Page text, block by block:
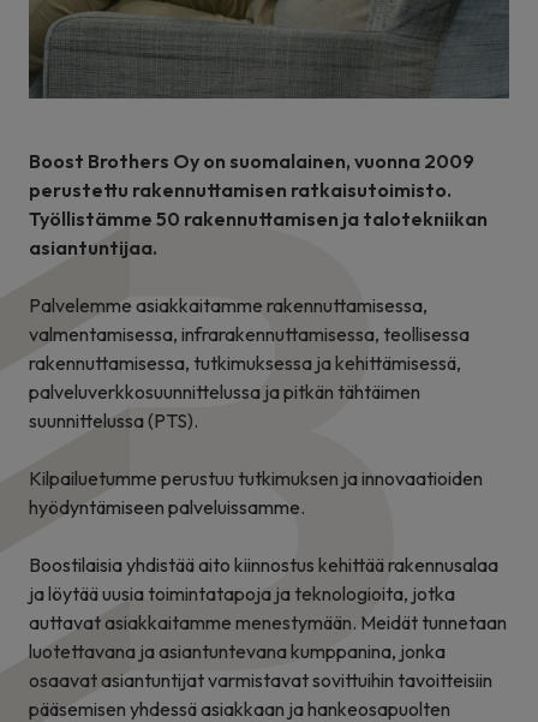
Boost Brothers Oy on suomalainen, vuonna 2009
perustettu rakennuttamisen ratkaisutoimisto.
Työllistämme 50 rakennuttamisen ja talotekniikan
asiantuntijaa.
Palvelemme asiakkaitamme rakennuttamisessa,
valmentamisessa, infrarakennuttamisessa, teollisessa
rakennuttamisessa, tutkimuksessa ja kehittämisessä,
palveluverkkosuunnittelussa ja pitkän tähtäimen
suunnittelussa (PTS).
Kilpailuetumme perustuu tutkimuksen ja innovaatioiden
hyödyntämiseen palveluissamme.
Boostilaisia yhdistää aito kiinnostus kehittää rakennusalaa
ja löytää uusia toimintatapoja ja teknologioita, jotka
auttavat asiakkaitamme menestymään. Meidät tunnetaan
luotettavana ja asiantuntevana kumppanina, jonka
osaavat asiantuntijat varmistavat sovittuihin tavoitteisiin
pääsemisen yhdessä asiakkaan ja hankeosapuolten